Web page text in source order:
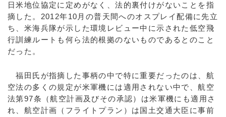
日米地位協定に定めがなく、法的裏付けがないことを指
摘した。2012年10月の普天間へのオスプレイ配備に先立
ち、米海兵隊が示した環境レビュー中に示された低空飛
行訓練ルートも何ら法的根拠のないものであるとのこと
だった。
福田氏が指摘した事柄の中で特に重要だったのは、航
空法の多くの規定が米軍機には適用されない中で、航空
法第97条（航空計画及びその承認）は米軍機にも適用さ
れ、航空計画（フライトプラン）は国土交通大臣に事前